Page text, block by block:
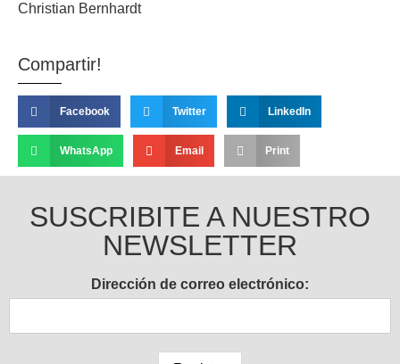
Christian Bernhardt
Compartir!
Facebook Twitter LinkedIn
WhatsApp Email Print
SUSCRIBITE A NUESTRO
NEWSLETTER
Dirección de correo electrónico: